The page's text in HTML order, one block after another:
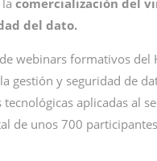
la comercialización del
del dato.
webinars formativos del
gestión y seguridad de
tecnológicas aplicadas al
de unos 700